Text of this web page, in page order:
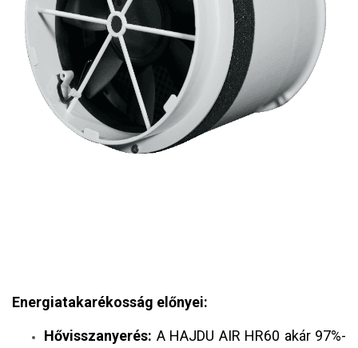
Energiatakarékosság előnyei:
Hővisszanyerés: A HAJDU AIR HR60 akár 97%-